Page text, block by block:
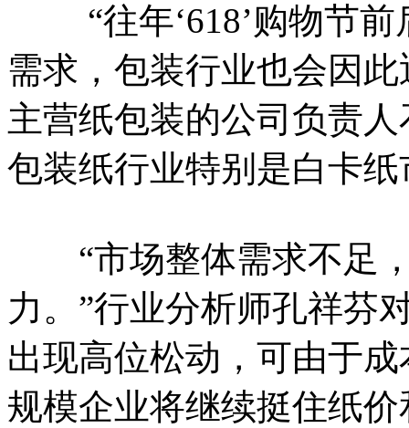
“往年‘618’购物节前
需求，包装行业也会因
主营纸包装的公司负责
包装纸行业特别是白卡
“市场整体需求不足，
力。”行业分析师孔祥芬
出现高位松动，可由于
规模企业将继续挺住纸